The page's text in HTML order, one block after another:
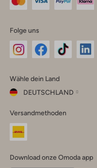
Folge uns
Instagram
Facebook
TikTok
Wähle dein Land
DEUTSCHLAND
dein
Land
Versandmethoden
Download onze Omoda app